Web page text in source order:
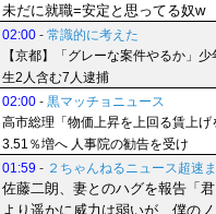
未だに就職=安定と思ってる奴w
02:00 - 常識的に考えた
【京都】「グレーな案件やるか」
生2人含む7人逮捕
02:00 - 黒マッチョニュース
高市総理「物価上昇を上回る賃上
3.51％増へ 人事院の勧告を受け
01:59 - ２ちゃんねるニュース超速
佐藤二朗、妻とのハグを報告「
より遥かに威力は弱いが、僕の